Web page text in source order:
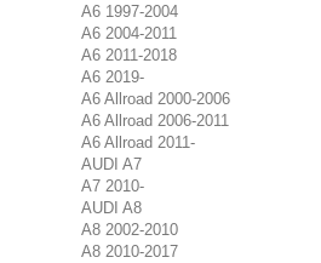
A6 1997-2004
A6 2004-2011
A6 2011-2018
A6 2019-
A6 Allroad 2000-2006
A6 Allroad 2006-2011
A6 Allroad 2011-
AUDI A7
A7 2010-
AUDI A8
A8 2002-2010
A8 2010-2017